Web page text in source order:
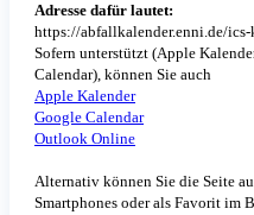
Adresse dafür lautet:
https://abfallkalender.enni.de/ics-
Sofern unterstützt (Apple
Calendar), können Sie auch
Apple Kalender
Google Calendar
Outlook Online
Alternativ können Sie die Seite
Smartphones oder als Favorit im